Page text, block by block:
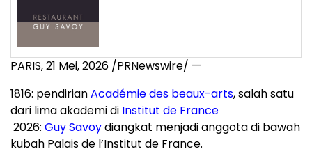
PARIS,21 Mei, 2026 /PRNewswire/ —
1816: pendirianAcadémie des beaux-arts, salah satu
dari lima akademi di Institut de France
2026: Guy Savoydiangkat menjadi anggota di bawah
kubah Palais de l’Institut de France.